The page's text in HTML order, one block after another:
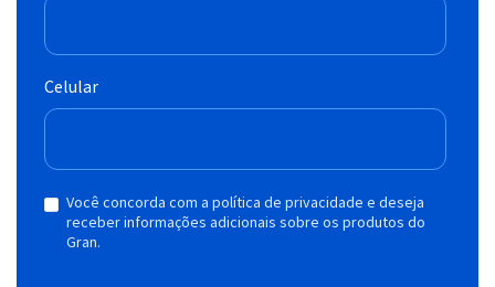
Celular
Você concorda com a política de privacidade e deseja
receber informações adicionais sobre os produtos do
Gran.